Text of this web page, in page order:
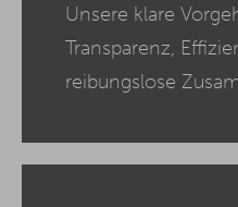
Unsere klare
Transparenz,
reibungslose